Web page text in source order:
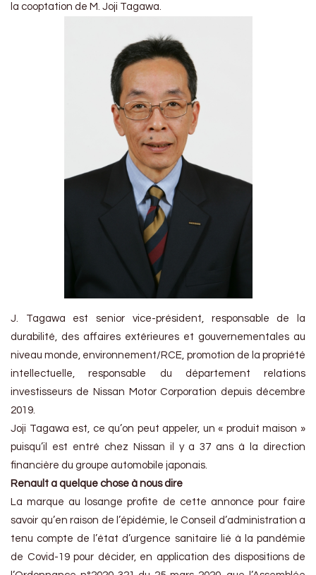
la cooptation de M. Joji Tagawa.
J. Tagawa est senior vice-président, responsable de la
durabilité, des affaires extérieures et gouvernementales au
niveau monde, environnement/RCE, promotion de la propriété
intellectuelle, responsable du département relations
investisseurs de Nissan Motor Corporation depuis décembre
2019.
Joji Tagawa est, ce qu’on peut appeler, un « produit maison »
puisqu’il est entré chez Nissan il y a 37 ans à la direction
financière du groupe automobile japonais.
Renault a quelque chose à nous dire
La marque au losange profite de cette annonce pour faire
savoir qu’en raison de l’épidémie, le Conseil d’administration a
tenu compte de l’état d’urgence sanitaire lié à la pandémie
de Covid-19 pour décider, en application des dispositions de